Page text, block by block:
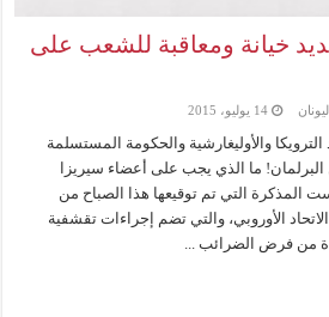
خيانة ومعاقبة للشعب على
14 يوليو، 2015
والأوليغارشية والحكومة المستسلمة
البرلمان! ما الذي يجب على أعضاء سيريزا
المذكرة التي تم توقيعها هذا الصباح من
الأوروبي، والتي تضم إجراءات تقشفية
من فرض الضرائب ...